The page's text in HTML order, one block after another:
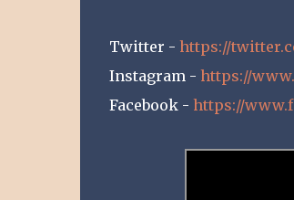
Twitter - https://
Instagram - https://
Facebook - https://